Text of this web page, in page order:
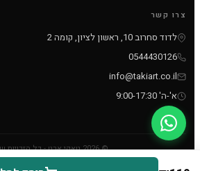
צרו קשר
לדוד סחרוב 10, ראשון לציון, קומה 2
0544430126
info@takiart.co.il
א'-ה' 9:00-17:30
© 2026 טאקי ארט - כל הזכויות שמורות